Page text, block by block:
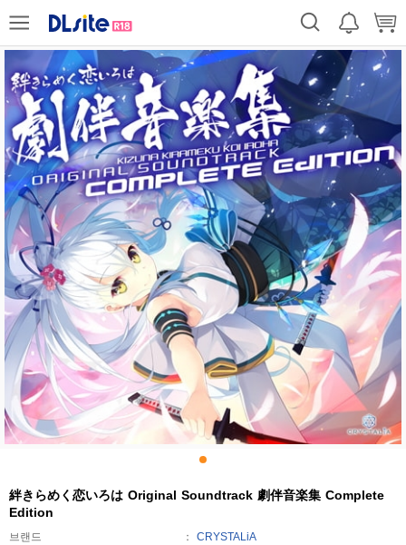
絆きらめく恋いろは Original Soundtrack 劇伴音楽集 Complete
Edition
브랜드
CRYSTALiA